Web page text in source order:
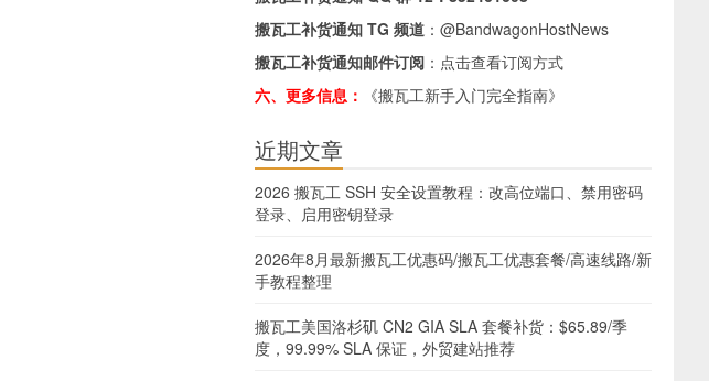
搬瓦工补货通知 TG 频道 ： @BandwagonHostNews
搬瓦工补货通知邮件订阅 ： 点击查看订阅方式
六、更多信息：
《搬瓦工新手入门完全指南》
近期文章
2026 搬瓦工 SSH 安全设置教程：改高位端口、禁用密码
登录、启用密钥登录
2026年8月最新搬瓦工优惠码/搬瓦工优惠套餐/高速线路/新
手教程整理
搬瓦工美国洛杉矶 CN2 GIA SLA 套餐补货：$65.89/季
度，99.99% SLA 保证，外贸建站推荐